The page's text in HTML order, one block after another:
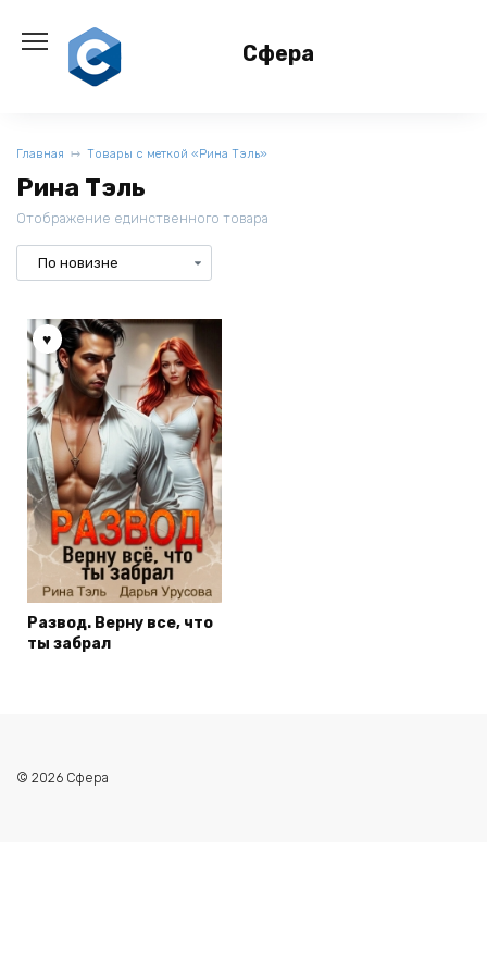
содержанию
Сфера
Главная Товары с меткой «Рина Тэль»
Рина Тэль
Отображение единственного товара
Развод. Верну все, что
ты забрал
© 2026 Сфера